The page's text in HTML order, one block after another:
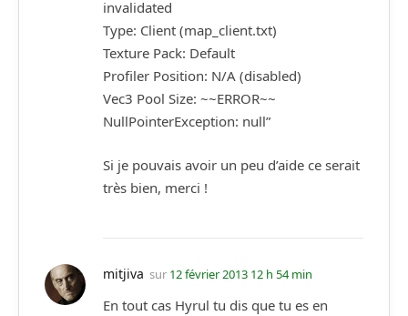
invalidated
Type: Client (map_client.txt)
Texture Pack: Default
Profiler Position: N/A (disabled)
Vec3 Pool Size: ~~ERROR~~
NullPointerException: null”
Si je pouvais avoir un peu d’aide ce serait
très bien, merci !
mitjiva sur 12 février 2013 12 h 54 min
En tout cas Hyrul tu dis que tu es en